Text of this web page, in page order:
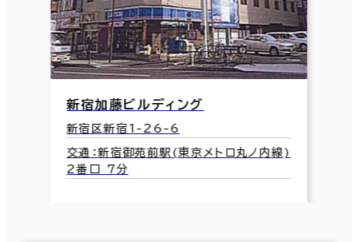
新宿加藤ビルディング
新宿区新宿1-26-6
交通：新宿御苑前駅(東京メトロ丸ノ内線)
2番口 7分